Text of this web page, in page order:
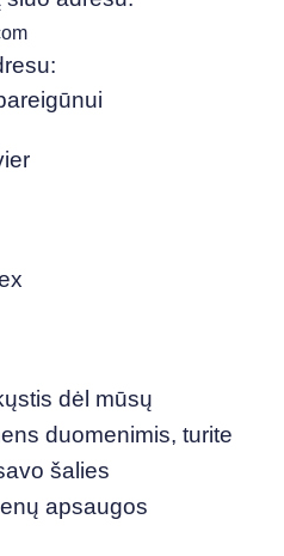
dėl mūsų
duomenimis, turite
šalies
apsaugos